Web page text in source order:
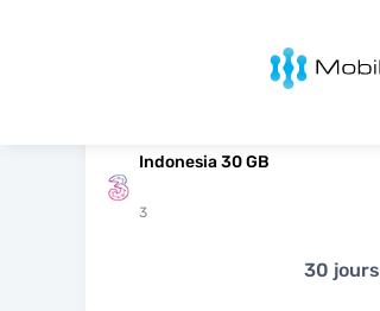
MobiMatter
Indonesia 30 GB
3
30 jours